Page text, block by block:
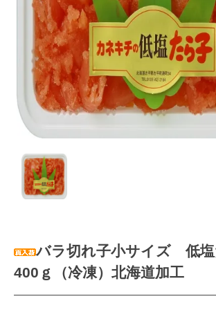
バラ切れ子小サイズ 低
400ｇ（冷凍）北海道加工